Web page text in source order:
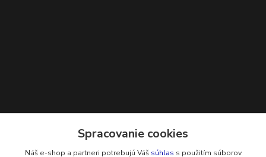
Spracovanie cookies
Náš e-shop a partneri potrebujú Váš súhlas s použitím súborov